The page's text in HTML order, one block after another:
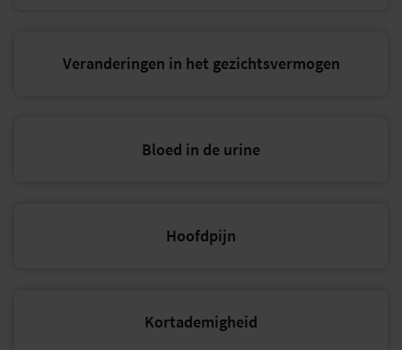
Veranderingen in het gezichtsvermogen
Bloed in de urine
Hoofdpijn
Kortademigheid